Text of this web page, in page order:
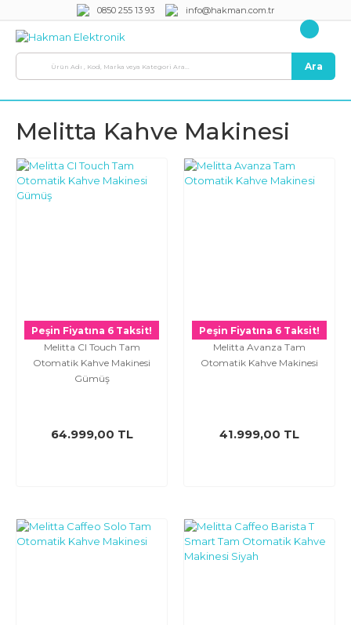
0850 255 13 93 info@hakman.com.tr
Ara
Melitta Kahve Makinesi
Peşin Fiyatına 6 Taksit!
Melitta CI Touch Tam
Otomatik Kahve Makinesi
Gümüş
64.999,00 TL
Peşin Fiyatına 6 Taksit!
Melitta Avanza Tam
Otomatik Kahve Makinesi
41.999,00 TL